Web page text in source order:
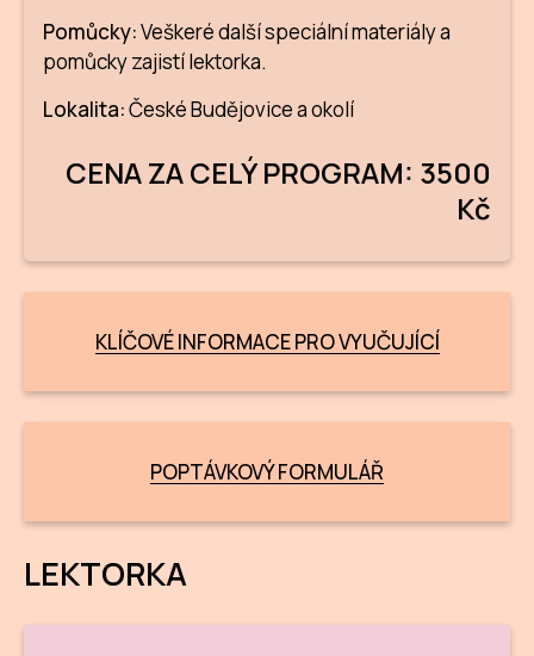
Pomůcky:Veškeré další speciální materiály a
pomůcky zajistí lektorka.
Lokalita:České Budějovice a okolí
CENA ZA CELÝ PROGRAM: 3500
Kč
KLÍČOVÉ INFORMACE PRO VYUČUJÍCÍ
POPTÁVKOVÝ FORMULÁŘ
LEKTORKA